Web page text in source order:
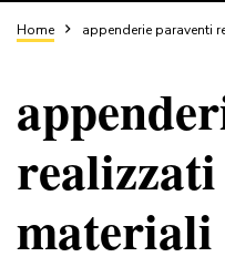
Briciole
di
pane
Home appenderie paraventi
materiali